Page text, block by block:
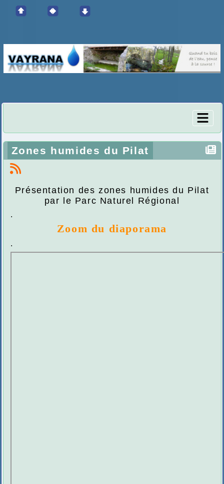
Zones humides du Pilat
Présentation des zones humides du Pilat
par le Parc Naturel Régional
.
Zoom du diaporama
.